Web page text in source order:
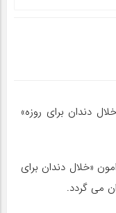
دندان برای روزه»
«خلال دندان برای
می گردد.